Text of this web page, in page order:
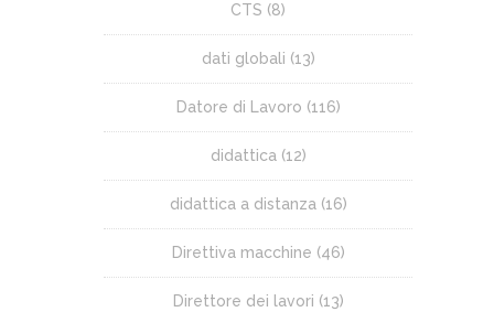
CTS (8)
dati globali (13)
Datore di Lavoro (116)
didattica(12)
didattica a distanza(16)
Direttiva macchine (46)
Direttore dei lavori (13)